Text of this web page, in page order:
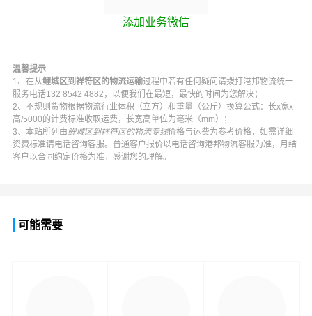
添加业务微信
温馨提示
1、在从鲤城区到祥符区的物流运输过程中若有任何疑问请拨打港邦物流统一
服务电话132 8542 4882 ，以便我们在最短，最快的时间为您解决；
2、不规则货物根据物流行业体积（立方）和重量（公斤）换算公式：长x宽x
高/5000的计费标准收取运费，长宽高单位为毫米（mm）；
3、本站所列由鲤城区到祥符区的物流专线价格与运费为参考价格，如需详细
资费标准请电话咨询客服。普通客户报价以电话咨询港邦物流客服为准，月结
客户以合同约定价格为准，感谢您的理解。
可能需要